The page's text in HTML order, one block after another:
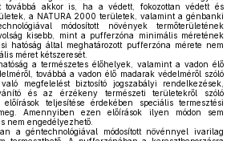
továbbá akkor is, ha a védett, fokozottan védett és
a NATURA 2000 területek, valamint a génbanki
módosított növények termőterületének
kisebb, mint a pufferzóna minimális méretének
hatóság által meghatározott pufferzóna mérete nem
méret kétszeresét.
a természetes élőhelyek, valamint a vadon élő
továbbá a vadon élő madarak védelméről szóló
megfelelést biztosító jogszabályi rendelkezések,
és az érzékeny természeti területekről szóló
előírások teljesítése érdekében speciális termesztési
Amennyiben ezen előírások ilyen módon sem
nem engedélyezhető.
a géntechnológiával módosított növénnyel ivarilag